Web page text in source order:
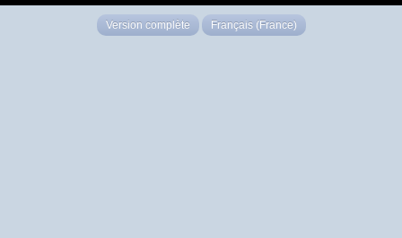
Version complète Français (France)